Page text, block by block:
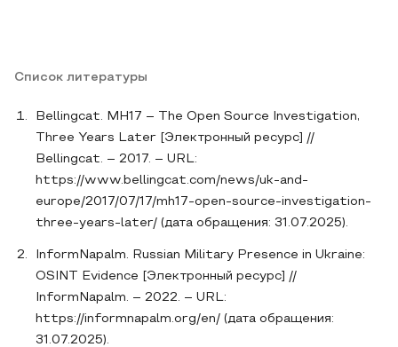
Список литературы
Bellingcat. MH17 – The Open Source Investigation,
Three Years Later [Электронный ресурс] //
Bellingcat. – 2017. – URL:
https://www.bellingcat.com/news/uk-and-
europe/2017/07/17/mh17-open-source-investigation-
three-years-later/ (дата обращения: 31.07.2025).
InformNapalm. Russian Military Presence in Ukraine:
OSINT Evidence [Электронный ресурс] //
InformNapalm. – 2022. – URL:
https://informnapalm.org/en/ (дата обращения:
31.07.2025).